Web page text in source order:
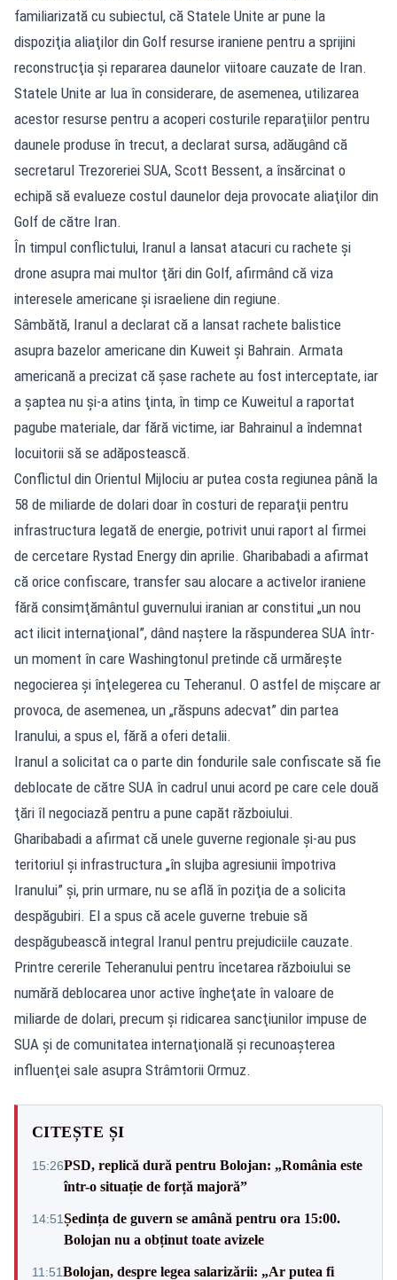
familiarizată cu subiectul, că Statele Unite ar pune la
dispoziţia aliaţilor din Golf resurse iraniene pentru a sprijini
reconstrucţia şi repararea daunelor viitoare cauzate de Iran.
Statele Unite ar lua în considerare, de asemenea, utilizarea
acestor resurse pentru a acoperi costurile reparaţiilor pentru
daunele produse în trecut, a declarat sursa, adăugând că
secretarul Trezoreriei SUA, Scott Bessent, a însărcinat o
echipă să evalueze costul daunelor deja provocate aliaţilor din
Golf de către Iran.
În timpul conflictului, Iranul a lansat atacuri cu rachete şi
drone asupra mai multor ţări din Golf, afirmând că viza
interesele americane şi israeliene din regiune.
Sâmbătă, Iranul a declarat că a lansat rachete balistice
asupra bazelor americane din Kuweit şi Bahrain. Armata
americană a precizat că şase rachete au fost interceptate, iar
a şaptea nu şi-a atins ţinta, în timp ce Kuweitul a raportat
pagube materiale, dar fără victime, iar Bahrainul a îndemnat
locuitorii să se adăpostească.
Conflictul din Orientul Mijlociu ar putea costa regiunea până la
58 de miliarde de dolari doar în costuri de reparaţii pentru
infrastructura legată de energie, potrivit unui raport al firmei
de cercetare Rystad Energy din aprilie. Gharibabadi a afirmat
că orice confiscare, transfer sau alocare a activelor iraniene
fără consimţământul guvernului iranian ar constitui „un nou
act ilicit internaţional”, dând naştere la răspunderea SUA într-
un moment în care Washingtonul pretinde că urmăreşte
negocierea şi înţelegerea cu Teheranul. O astfel de mişcare ar
provoca, de asemenea, un „răspuns adecvat” din partea
Iranului, a spus el, fără a oferi detalii.
Iranul a solicitat ca o parte din fondurile sale confiscate să fie
deblocate de către SUA în cadrul unui acord pe care cele două
ţări îl negociază pentru a pune capăt războiului.
Gharibabadi a afirmat că unele guverne regionale şi-au pus
teritoriul şi infrastructura „în slujba agresiunii împotriva
Iranului” şi, prin urmare, nu se află în poziţia de a solicita
despăgubiri. El a spus că acele guverne trebuie să
despăgubească integral Iranul pentru prejudiciile cauzate.
Printre cererile Teheranului pentru încetarea războiului se
numără deblocarea unor active îngheţate în valoare de
miliarde de dolari, precum şi ridicarea sancţiunilor impuse de
SUA şi de comunitatea internaţională şi recunoaşterea
influenţei sale asupra Strâmtorii Ormuz.
CITEȘTE ȘI
15:26PSD, replică dură pentru Bolojan: „România este
într-o situație de forță majoră”
14:51Ședința de guvern se amână pentru ora 15:00.
Bolojan nu a obținut toate avizele
11:51Bolojan, despre legea salarizării: „Ar putea fi